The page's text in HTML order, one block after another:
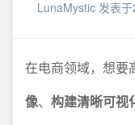
LunaMystic 发表
在电商领域，想要
像、 构建清晰可视